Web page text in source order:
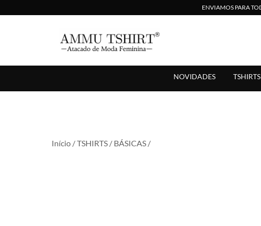
ENVIAMOS PARA
AMMU TSHIRT
Compre no Atacado com Preço Direto de Fábrica em
NOVIDADES TSHIRTS
Início /TSHIRTS / BÁSICAS /